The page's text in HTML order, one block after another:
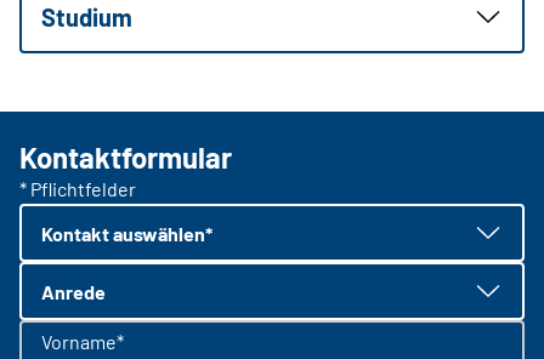
Studium
Kontaktformular
* Pflichtfelder
Kontakt auswählen*
Anrede
Vorname*